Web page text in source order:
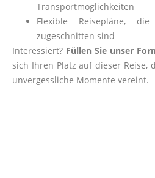
Transportmöglichkeiten
Flexible Reisepläne,
zugeschnitten sind
Interessiert? Füllen Sie unser
sich Ihren Platz auf dieser Reise,
unvergessliche Momente vereint.